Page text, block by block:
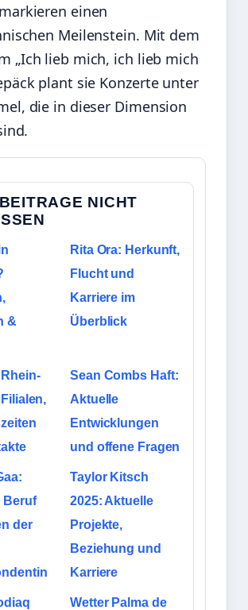
einen
Meilenstein. Mit dem
„Ich lieb mich, ich lieb mich
plant sie Konzerte unter
die in dieser Dimension
NICHT
&
Rita Ora: Herkunft,
Flucht und
Karriere im
Überblick
Sean Combs Haft:
Aktuelle
Entwicklungen
und offene Fragen
Beruf
der
Taylor Kitsch
2025: Aktuelle
Projekte,
Beziehung und
Karriere
Wetter Palma de